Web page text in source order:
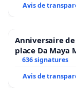
complicité
désignées.
Avis de
Anniversaire
place Da Maya
636 signatures
Avis de